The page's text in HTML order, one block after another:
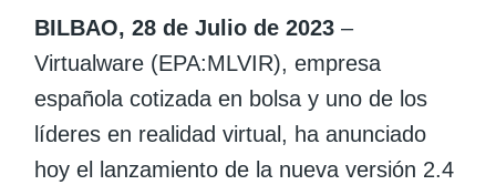
BILBAO, 28 de Julio de 2023 –
Virtualware (EPA:MLVIR), empresa
española cotizada en bolsa y uno de los
líderes en realidad virtual, ha anunciado
hoy el lanzamiento de la nueva versión 2.4